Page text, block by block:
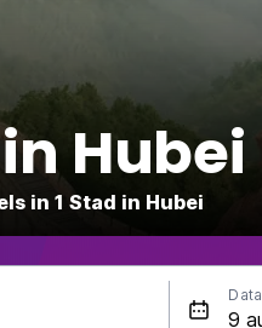
Hubei
in 1 Stad in Hubei
Data